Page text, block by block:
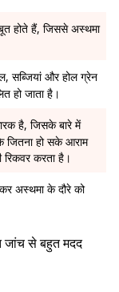
होते हैं, जिससे अस्थमा
सब्जियां और होल ग्रेन
हो जाता है।
है, जिसके बारे में
जितना हो सके आराम
करता है।
अस्थमा के दौरे को
जांच से बहुत मदद